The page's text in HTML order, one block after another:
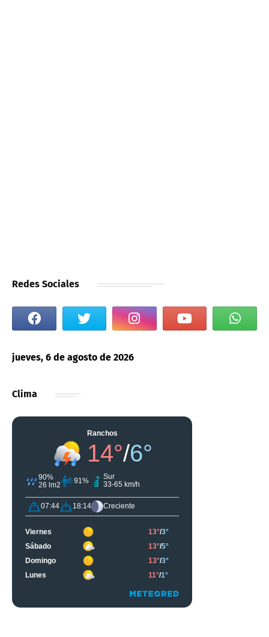
Redes Sociales
jueves, 6 de agosto de 2026
Clima